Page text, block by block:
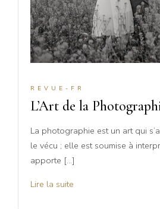
REVUE-FR
L’Art de la
La photographie est un art qui
le vécu ; elle est soumise à
apporte […]
Lire la suite